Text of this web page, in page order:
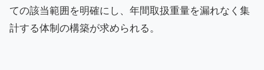
ての該当範囲を明確にし、年間取扱重量を漏れなく集
計する体制の構築が求められる。